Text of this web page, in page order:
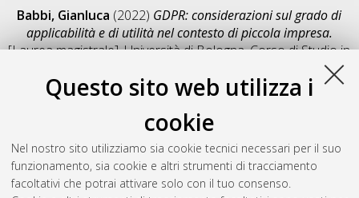
Questo sito web utilizza i
cookie
Nel nostro sito utilizziamo sia cookie tecnici necessari per il suo
funzionamento, sia cookie e altri strumenti di tracciamento
facoltativi che potrai attivare solo con il tuo consenso.
Babbi, Gianluca (2022) GDPR: considerazioni sul grado di
applicabilità e di utilità nel contesto di piccola impresa.
[Laurea magistrale], Università di Bologna, Corso di Studio in
, Documento full-text non disponibile
Salva citazione
Condividi
Il full-text non è disponibile per scelta dell'autore. (
Abstract